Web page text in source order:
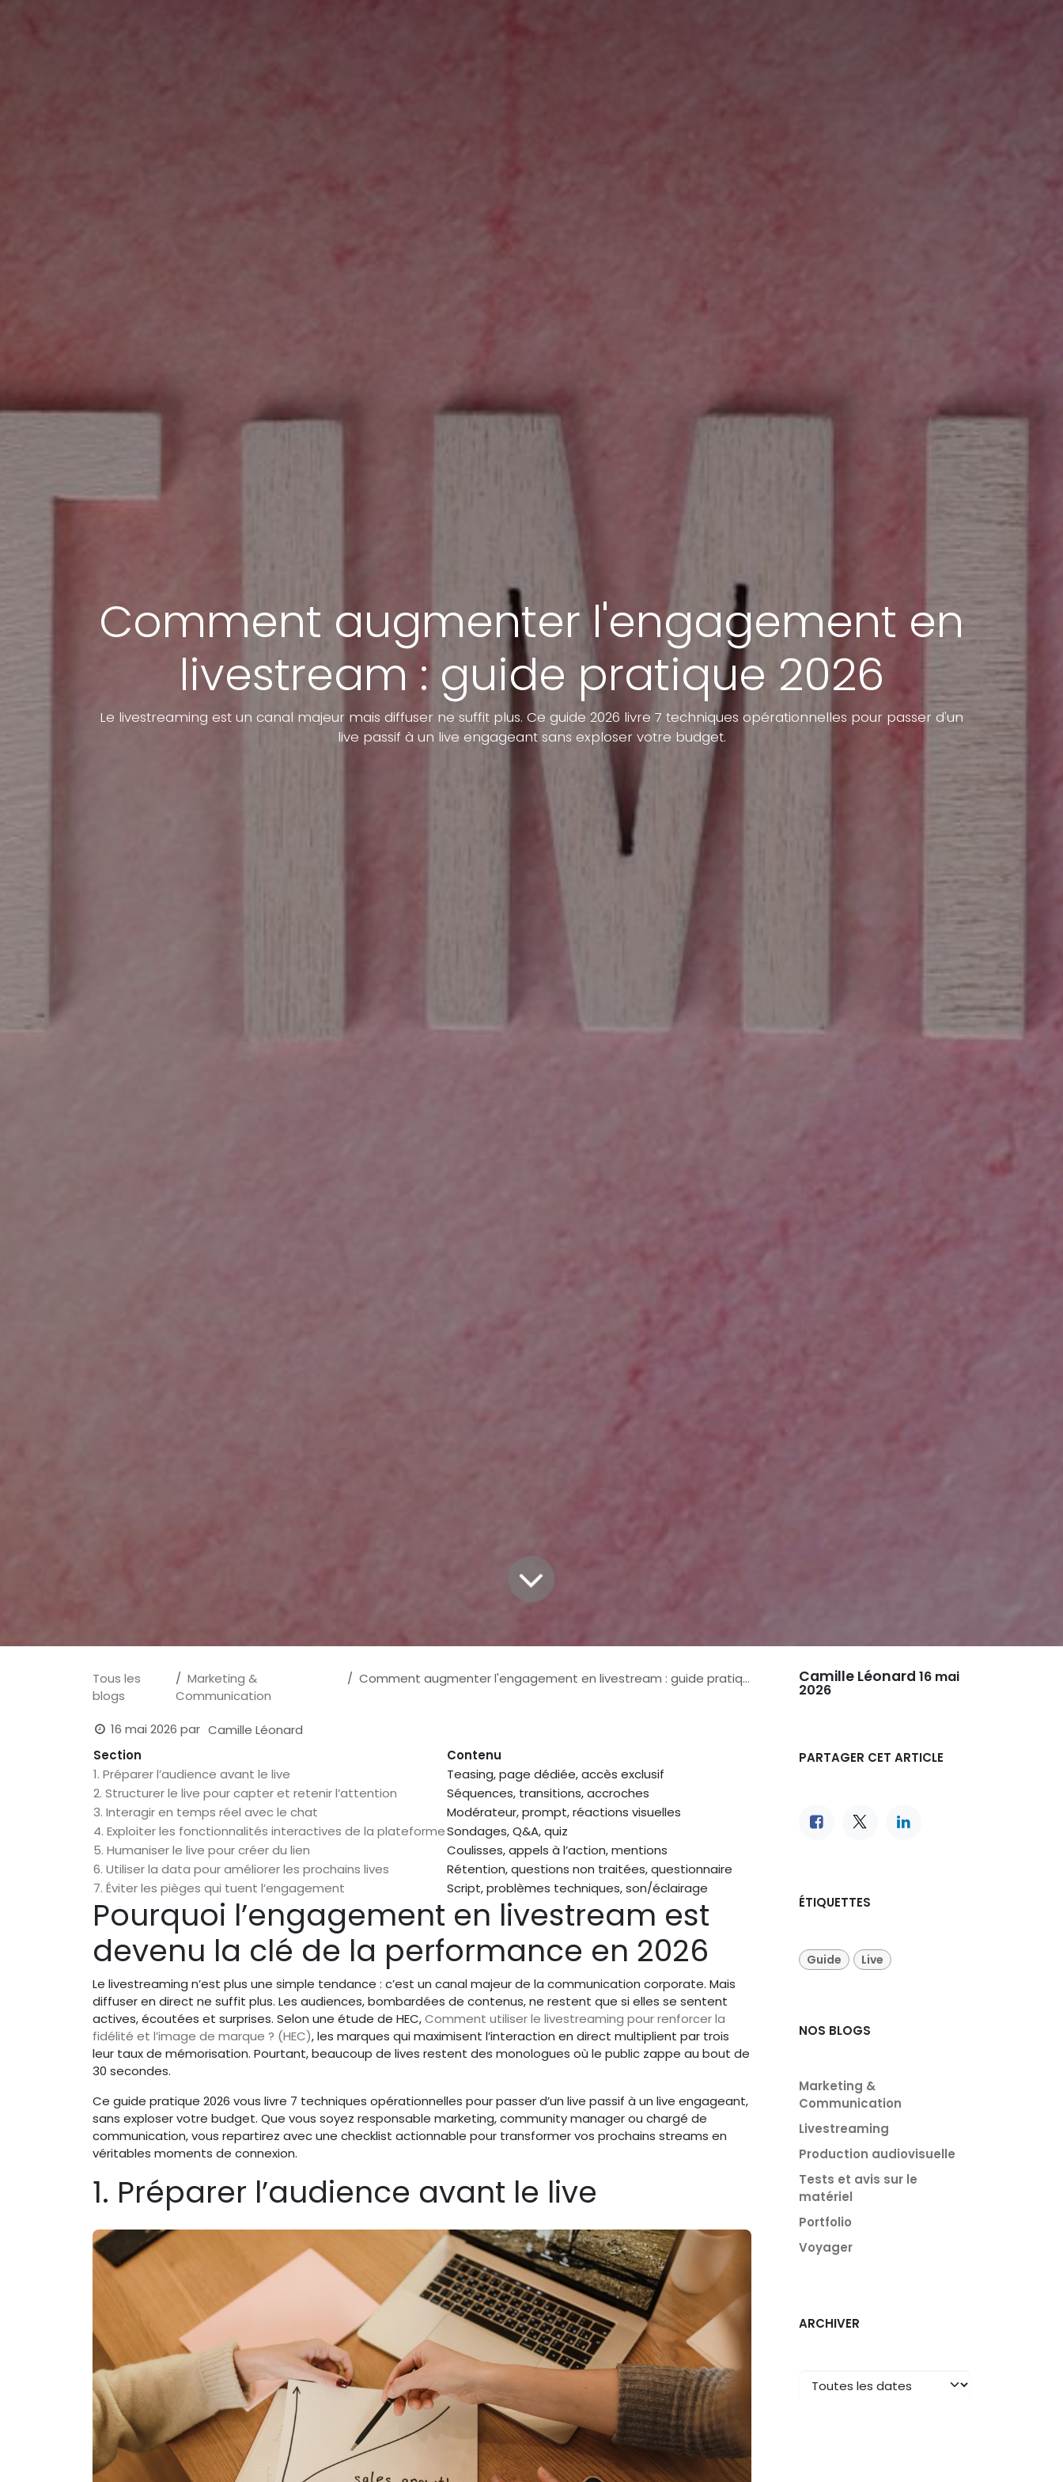
Comment augmenter l'engagement en
livestream : guide pratique 2026
Le livestreaming est un canal majeur mais diffuser ne suffit plus. Ce guide 2026 livre 7 techniques opérationnelles pour passer d'un
live passif à un live engageant sans exploser votre budget.
Tous les
blogs
Marketing &
Communication
Comment augmenter l'engagement en livestream : guide pratique 2026
16 mai 2026 par Camille Léonard
Section
Contenu
1. Préparer l’audience avant le live
Teasing, page dédiée, accès exclusif
2. Structurer le live pour capter et retenir l’attention
Séquences, transitions, accroches
3. Interagir en temps réel avec le chat
Modérateur, prompt, réactions visuelles
4. Exploiter les fonctionnalités interactives de la plateformeSondages, Q&A, quiz
5. Humaniser le live pour créer du lien
Coulisses, appels à l’action, mentions
6. Utiliser la data pour améliorer les prochains lives
Rétention, questions non traitées, questionnaire
7. Éviter les pièges qui tuent l’engagement
Script, problèmes techniques, son/éclairage
Pourquoi l’engagement en livestream est
devenu la clé de la performance en 2026
Le livestreaming n’est plus une simple tendance : c’est un canal majeur de la communication corporate. Mais
diffuser en direct ne suffit plus. Les audiences, bombardées de contenus, ne restent que si elles se sentent
actives, écoutées et surprises. Selon une étude de HEC,Comment utiliser le livestreaming pour renforcer la
fidélité et l’image de marque ? (HEC), les marques qui maximisent l’interaction en direct multiplient par trois
leur taux de mémorisation. Pourtant, beaucoup de lives restent des monologues où le public zappe au bout de
30 secondes.
Ce guide pratique 2026 vous livre 7 techniques opérationnelles pour passer d’un live passif à un live engageant,
sans exploser votre budget. Que vous soyez responsable marketing, community manager ou chargé de
communication, vous repartirez avec une checklist actionnable pour transformer vos prochains streams en
véritables moments de connexion.
1. Préparer l’audience avant le live
Camille Léonard 16 mai
2026
PARTAGER CET ARTICLE
ÉTIQUETTES
Guide Live
NOS BLOGS
Marketing &
Communication
Livestreaming
Production audiovisuelle
Tests et avis sur le
matériel
Portfolio
Voyager
ARCHIVER